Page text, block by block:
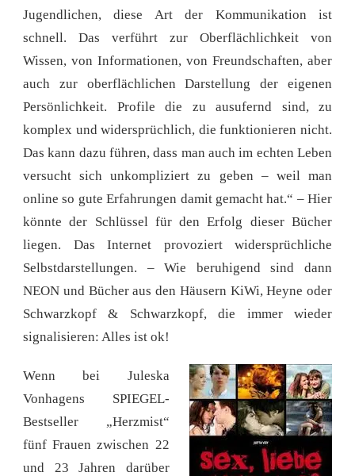
Jugendlichen, diese Art der Kommunikation ist
schnell. Das verführt zur Oberflächlichkeit von
Wissen, von Informationen, von Freundschaften, aber
auch zur oberflächlichen Darstellung der eigenen
Persönlichkeit. Profile die zu ausufernd sind, zu
komplex und widersprüchlich, die funktionieren nicht.
Das kann dazu führen, dass man auch im echten Leben
versucht sich unkompliziert zu geben – weil man
online so gute Erfahrungen damit gemacht hat.“ – Hier
könnte der Schlüssel für den Erfolg dieser Bücher
liegen. Das Internet provoziert widersprüchliche
Selbstdarstellungen. – Wie beruhigend sind dann
NEON und Bücher aus den Häusern KiWi, Heyne oder
Schwarzkopf & Schwarzkopf, die immer wieder
signalisieren: Alles ist ok!
Wenn bei Juleska
Vonhagens SPIEGEL-
Bestseller „Herzmist“
fünf Frauen zwischen 22
und 23 Jahren darüber